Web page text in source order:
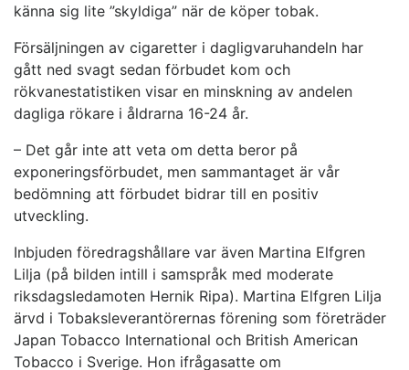
känna sig lite ”skyldiga” när de köper tobak.
Försäljningen av cigaretter i dagligvaruhandeln har
gått ned svagt sedan förbudet kom och
rökvanestatistiken visar en minskning av andelen
dagliga rökare i åldrarna 16-24 år.
– Det går inte att veta om detta beror på
exponeringsförbudet, men sammantaget är vår
bedömning att förbudet bidrar till en positiv
utveckling.
Inbjuden föredragshållare var även Martina Elfgren
Lilja (på bilden intill i samspråk med moderate
riksdagsledamoten Hernik Ripa). Martina Elfgren Lilja
ärvd i Tobaksleverantörernas förening som företräder
Japan Tobacco International och British American
Tobacco i Sverige. Hon ifrågasatte om